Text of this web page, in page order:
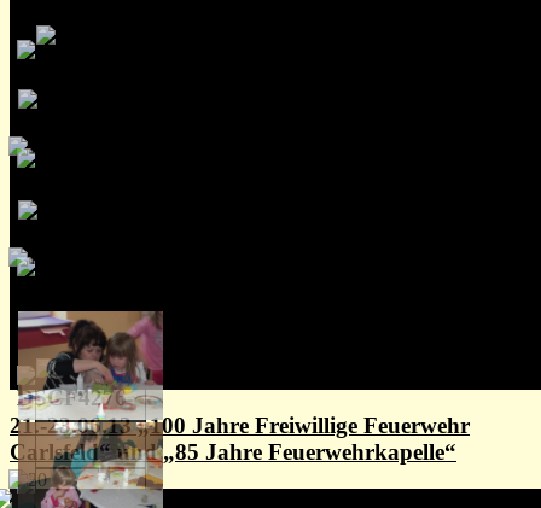
21.-23.06.13 „100 Jahre Freiwillige Feuerwehr
Carlsfeld“ und „85 Jahre Feuerwehrkapelle“